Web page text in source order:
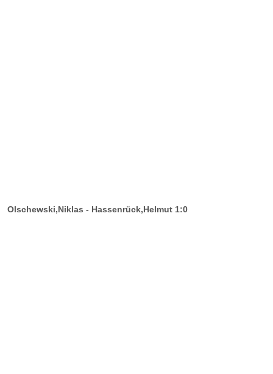
Olschewski,Niklas - Hassenrück,Helmut 1:0